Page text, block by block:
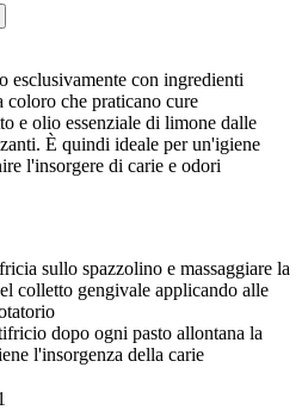
esclusivamente con ingredienti
coloro che praticano cure
e olio essenziale di limone dalle
È quindi ideale per un'igiene
l'insorgere di carie e odori
sullo spazzolino e massaggiare la
colletto gengivale applicando alle
dopo ogni pasto allontana la
l'insorgenza della carie